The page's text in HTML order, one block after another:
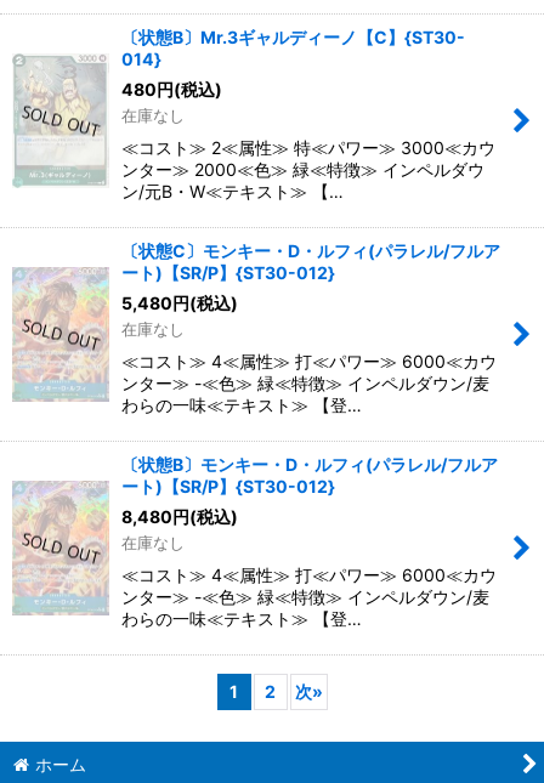
〔状態B〕Mr.3ギャルディーノ【C】{ST30-
014}
480円(税込)
在庫なし
≪コスト≫ 2≪属性≫ 特≪パワー≫ 3000≪カウ
ンター≫ 2000≪色≫ 緑≪特徴≫ インペルダウ
ン/元B・W≪テキスト≫ 【…
〔状態C〕モンキー・D・ルフィ(パラレル/フルア
ート)【SR/P】{ST30-012}
5,480円(税込)
在庫なし
≪コスト≫ 4≪属性≫ 打≪パワー≫ 6000≪カウ
ンター≫ -≪色≫ 緑≪特徴≫ インペルダウン/麦
わらの一味≪テキスト≫ 【登…
〔状態B〕モンキー・D・ルフィ(パラレル/フルア
ート)【SR/P】{ST30-012}
8,480円(税込)
在庫なし
≪コスト≫ 4≪属性≫ 打≪パワー≫ 6000≪カウ
ンター≫ -≪色≫ 緑≪特徴≫ インペルダウン/麦
わらの一味≪テキスト≫ 【登…
1 2 次»
ホーム